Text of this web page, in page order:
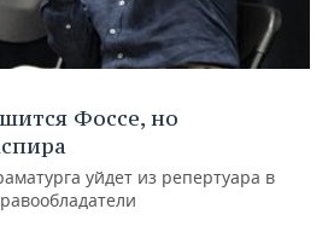
Фоссе, но
уйдет из репертуара в